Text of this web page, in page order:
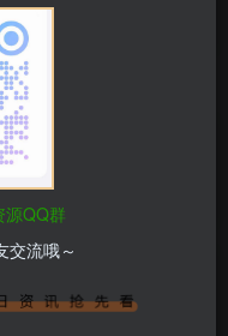
品
源QQ群
交流哦～